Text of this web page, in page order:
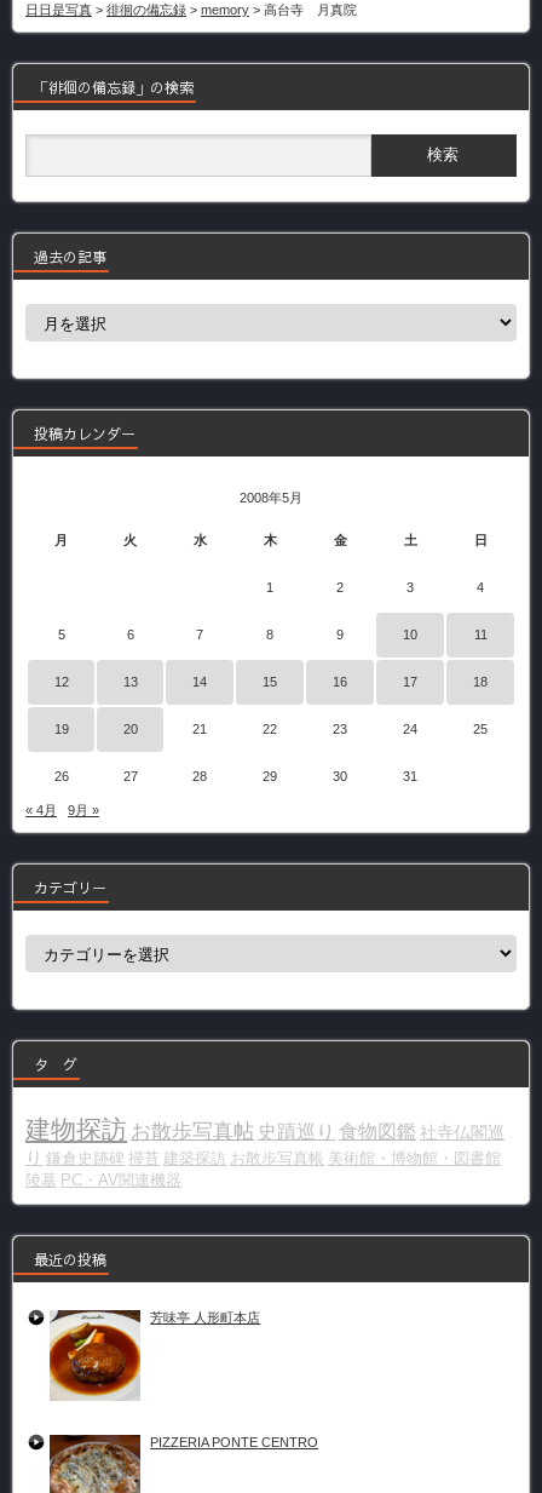
日日是写真 > 徘徊の備忘録 > memory > 高台寺 月真院
「徘徊の備忘録」の検索
過去の記事
過
事
投稿カレンダー
2008年5月
月 火 水 木 金 土 日
1 2 3 4
5 6 7 8 9 10 11
12 13 14 15 16 17 18
19 20 21 22 23 24 25
26 27 28 29 30 31
« 4月 9月 »
カテゴリー
カ
ー
タ グ
建物探訪 お散歩写真帖 史蹟巡り 食物図鑑 社寺仏閣巡
り 鎌倉史跡碑 掃苔 建築探訪 お散歩写真帳 美術館・博物館・図書館
陵墓 PC・AV関連機器
最近の投稿
芳味亭 人形町本店
PIZZERIA PONTE CENTRO